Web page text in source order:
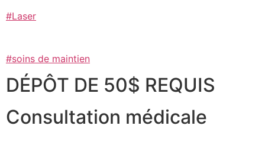
#Laser
#soins de maintien
DÉPÔT DE 50$ REQUIS
Consultation médicale